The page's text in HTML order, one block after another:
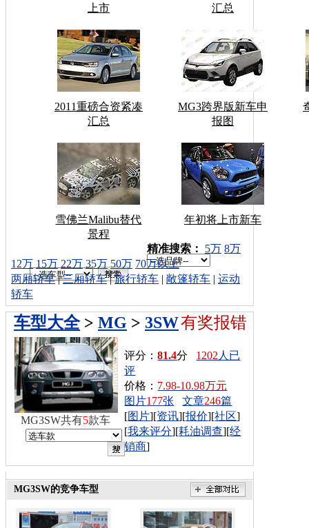
上市
汇总
2011重磅合资紧凑
汇总
MG3跨界版新车申
报图
雪佛兰Malibu替代
景程
年初将上市新车
车型搜索：
精准搜索： 5万 8万
12万 15万 22万 35万 50万 70万以上
两厢轿车|三厢轿车|旅行轿车 | 敞篷轿车 | 运动
轿车
有奖报错
车型大全> MG > 3SW
评分：81.4分 1202 人已
评
价格： 7.98-10.98万元
图片177张 文章246篇
[图片][资讯][报价][社区]
[我来评分][耗油调查][经
销商]
MG3SW共有5款车
MG3SW的竞争车型